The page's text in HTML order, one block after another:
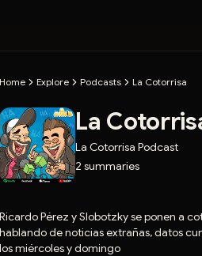
Home Explore Podcasts La Cotorrisa
La
La Cotorrisa Podcast
2 summaries
Ricardo Pérez y Slobotzky se ponen a
hablando de noticias extrañas, datos
los miércoles y domingo